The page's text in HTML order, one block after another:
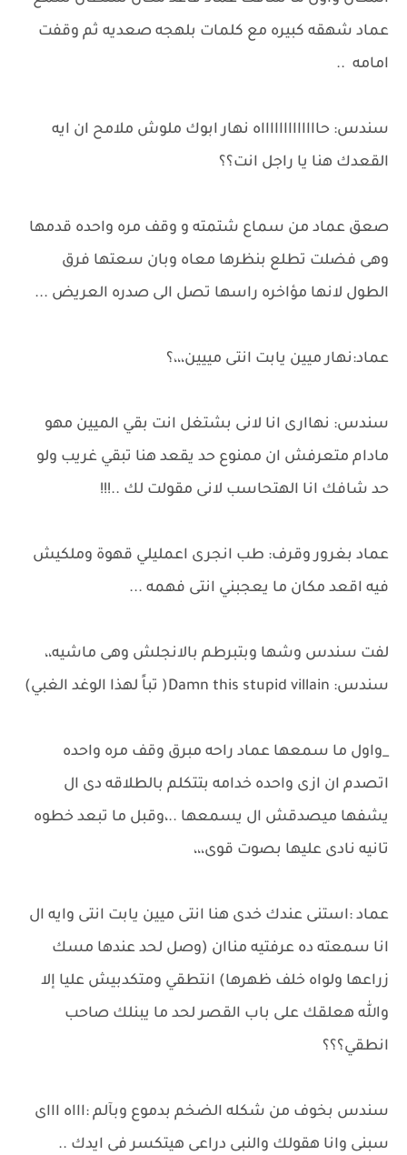
عماد شهقه كبيره مع كلمات بلهجه صعديه ثم وقفت
امامه ..
سندس: حاااااااااااااه نهار ابوك ملوش ملامح ان ايه
القعدك هنا يا راجل انت؟؟
صعق عماد من سماع شتمته و وقف مره واحده قدمها
وهى فضلت تطلع بنظرها معاه وبان سعتها فرق
الطول لانها مؤاخره راسها تصل الى صدره العريض ...
عماد:نهار ميين يابت انتى مييين،،،؟
سندس: نهاارى انا لانى بشتغل انت بقي الميين مهو
مادام متعرفش ان ممنوع حد يقعد هنا تبقي غريب ولو
حد شافك انا الهتحاسب لانى مقولت لك ..!!!
عماد بغرور وقرف: طب انجرى اعمليلي قهوة وملكيش
فيه اقعد مكان ما يعجبني انتى فهمه ...
لفت سندس وشها وبتبرطم بالانجلش وهى ماشيه،،
سندس: Damn this stupid villain( تباً لهذا الوغد الغبي)
_واول ما سمعها عماد راحه مبرق وقف مره واحده
اتصدم ان ازى واحده خدامه بتتكلم بالطلاقه دى ال
يشفها ميصدقش ال يسمعها ..،وقبل ما تبعد خطوه
تانيه نادى عليها بصوت قوى،،،
عماد :استنى عندك خدى هنا انتى ميين يابت انتى وايه ال
انا سمعته ده عرفتيه مناان (وصل لحد عندها مسك
زراعها ولواه خلف ظهرها) انتطقي ومتكدبيش عليا إلا
والله هعلقك على باب القصر لحد ما يبنلك صاحب
انطقي؟؟؟
سندس بخوف من شكله الضخم بدموع وبآلم :اااه اااى
سبنى وانا هقولك والنبى دراعى هيتكسر فى ايدك ..